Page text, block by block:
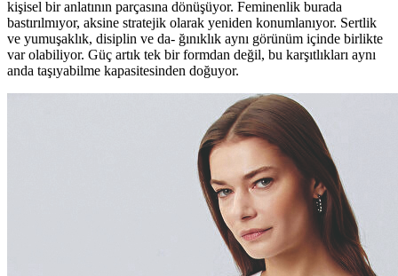
kişisel bir anlatının parçasına dönüşüyor. Feminenlik burada
bastırılmıyor, aksine stratejik olarak yeniden konumlanıyor. Sertlik
ve yumuşaklık, disiplin ve da- ğınıklık aynı görünüm içinde birlikte
var olabiliyor. Güç artık tek bir formdan değil, bu karşıtlıkları aynı
anda taşıyabilme kapasitesinden doğuyor.